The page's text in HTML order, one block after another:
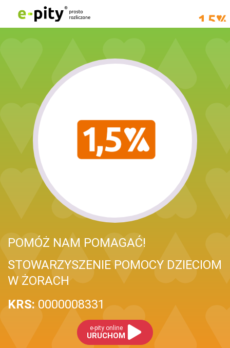
POMÓŻ NAM POMAGAĆ!
STOWARZYSZENIE POMOCY DZIECIOM
W ŻORACH
KRS: 0000008331
e-pity online
URUCHOM